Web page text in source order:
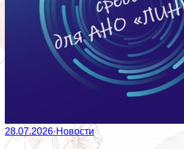
28.07.2026·Новости